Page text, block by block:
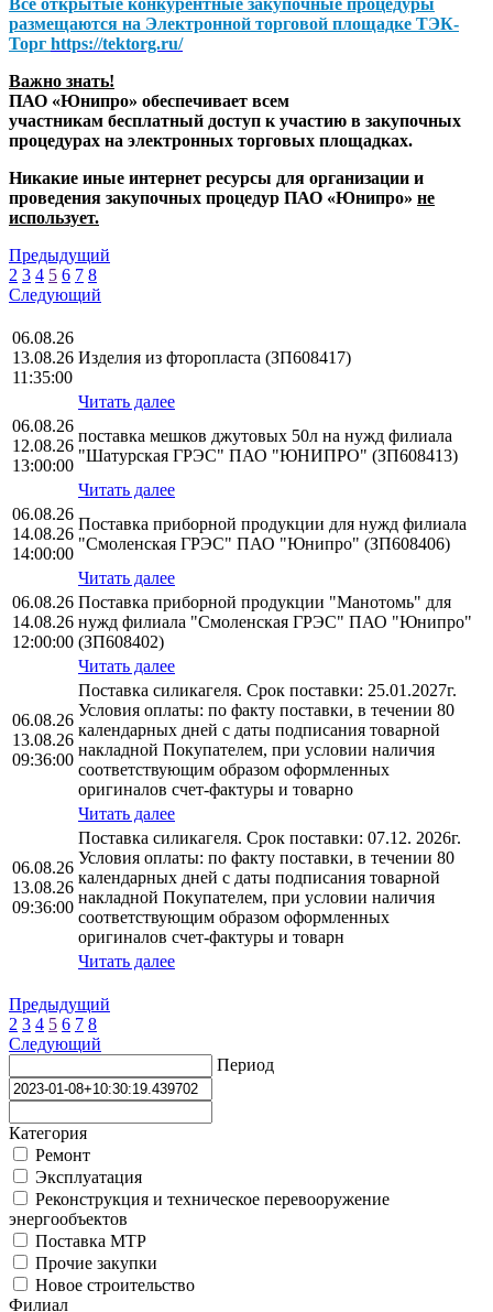
Все открытые конкурентные закупочные процедуры
размещаются на Электронной торговой площадке ТЭК-
Торг https://tektorg.ru/
Важно знать!
ПАО «Юнипро» обеспечивает всем
участникам бесплатный доступ к участию в закупочных
процедурах на электронных торговых площадках.
Никакие иные интернет ресурсы для организации и
проведения закупочных процедур ПАО «Юнипро» не
использует.
Предыдущий
2 3 4 5 6 7 8
Следующий
06.08.26
13.08.26
11:35:00
Изделия из фторопласта (ЗП608417)
Читать далее
06.08.26
12.08.26
13:00:00
поставка мешков джутовых 50л на нужд филиала
"Шатурская ГРЭС" ПАО "ЮНИПРО" (ЗП608413)
Читать далее
06.08.26
14.08.26
14:00:00
Поставка приборной продукции для нужд филиала
"Смоленская ГРЭС" ПАО "Юнипро" (ЗП608406)
Читать далее
06.08.26
14.08.26
12:00:00
Поставка приборной продукции "Манотомь" для
нужд филиала "Смоленская ГРЭС" ПАО "Юнипро"
(ЗП608402)
Читать далее
06.08.26
13.08.26
09:36:00
Поставка силикагеля. Срок поставки: 25.01.2027г.
Условия оплаты: по факту поставки, в течении 80
календарных дней с даты подписания товарной
накладной Покупателем, при условии наличия
соответствующим образом оформленных
оригиналов счет-фактуры и товарно
Читать далее
06.08.26
13.08.26
09:36:00
Поставка силикагеля. Срок поставки: 07.12. 2026г.
Условия оплаты: по факту поставки, в течении 80
календарных дней с даты подписания товарной
накладной Покупателем, при условии наличия
соответствующим образом оформленных
оригиналов счет-фактуры и товарн
Читать далее
Предыдущий
2 3 4 5 6 7 8
Следующий
Период
Категория
Ремонт
Эксплуатация
Реконструкция и техническое перевооружение
энергообъектов
Поставка МТР
Прочие закупки
Новое строительство
Филиал